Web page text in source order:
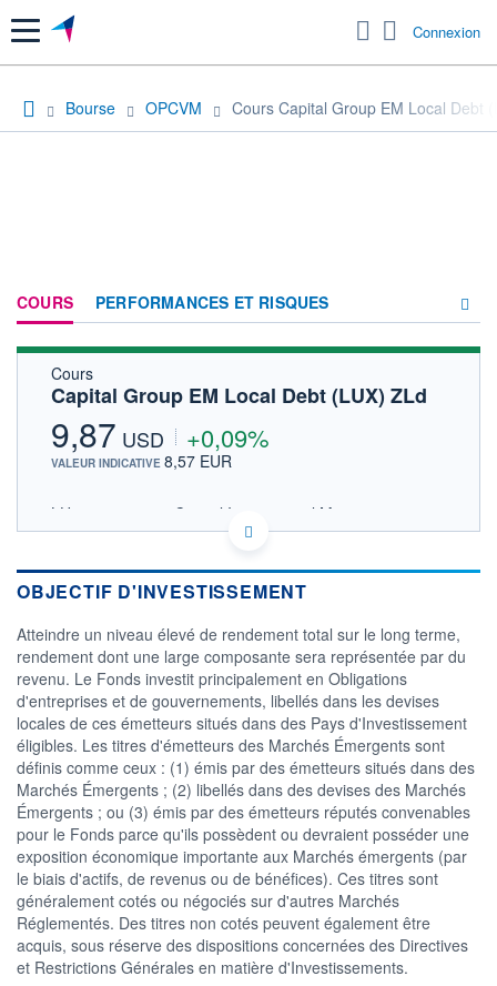
Menu Connexion
Bourse OPCVM Cours Capital Group EM Local Debt
COURS PERFORMANCES ET RISQUES
Cours
Capital Group EM Local Debt (LUX) ZLd
9,87 USD +0,09%
VALEUR INDICATIVE 8,57 EUR
LU2099823747 - Capital International Management
Company Sàrl
Consulter le prospectus / DIC
01/12 07/04
10,5
CATÉGORIE MORNINGSTAR
Obligations Marchés
Emergents Devise Locale
FONDS PARTENAIRES
TARIFS PRIVILÉGIÉS 0%
ÉLIGIBILITÉ
PEA PEA-PME BOURSOVIE LUX
BOURSOVIE
CTO BUSINESS
OBJECTIF D'INVESTISSEMENT
Atteindre un niveau élevé de rendement total sur le long terme,
rendement dont une large composante sera représentée par du
revenu. Le Fonds investit principalement en Obligations
d'entreprises et de gouvernements, libellés dans les devises
locales de ces émetteurs situés dans des Pays d'Investissement
éligibles. Les titres d'émetteurs des Marchés Émergents sont
définis comme ceux : (1) émis par des émetteurs situés dans des
Marchés Émergents ; (2) libellés dans des devises des Marchés
Émergents ; ou (3) émis par des émetteurs réputés convenables
pour le Fonds parce qu'ils possèdent ou devraient posséder une
exposition économique importante aux Marchés émergents (par
le biais d'actifs, de revenus ou de bénéfices). Ces titres sont
généralement cotés ou négociés sur d'autres Marchés
Réglementés. Des titres non cotés peuvent également être
acquis, sous réserve des dispositions concernées des Directives
et Restrictions Générales en matière d'Investissements.